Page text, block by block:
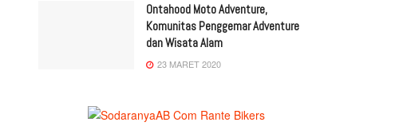
Ontahood Moto Adventure,
Komunitas Penggemar Adventure
dan Wisata Alam
23 MARET 2020